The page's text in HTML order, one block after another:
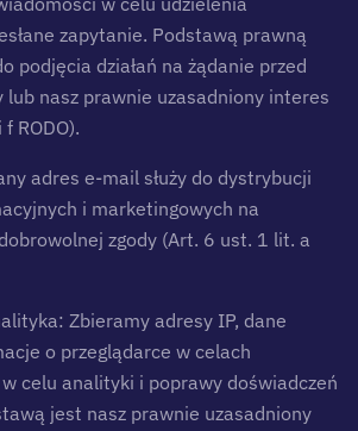
zapytanie. Podstawą prawną
podjęcia działań na żądanie przed
nasz prawnie uzasadniony interes
RODO).
adres e-mail służy do dystrybucji
i marketingowych na
zgody (Art. 6 ust. 1 lit. a
Zbieramy adresy IP, dane
o przeglądarce w celach
celu analityki i poprawy doświadczeń
jest nasz prawnie uzasadniony